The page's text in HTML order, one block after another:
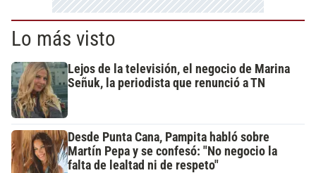
Lo más visto
Lejos de la televisión, el negocio de Marina
Señuk, la periodista que renunció a TN
Desde Punta Cana, Pampita habló sobre
Martín Pepa y se confesó: "No negocio la
falta de lealtad ni de respeto"